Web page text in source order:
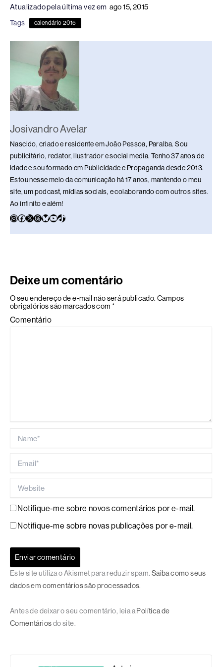
e
b
o
o
a
d
s
e
n
sk s
p
y
n
Atualizado pela última vez em ago 15, 2015
Tags calendário 2015
Josivandro Avelar
Nascido, criado e residente em João Pessoa, Paraíba. Sou
publicitário, redator, ilustrador e social media. Tenho 37 anos de
idade e sou formado em Publicidade e Propaganda desde 2013.
Estou nesse meio da comunicação há 17 anos, mantendo o meu
site, um podcast, mídias sociais, e colaborando com outros sites.
Ao infinito e além!
Deixe um comentário
O seu endereço de e-mail não será publicado. Campos
obrigatórios são marcados com *
Comentário
Notifique-me sobre novos comentários por e-mail.
Notifique-me sobre novas publicações por e-mail.
Este site utiliza o Akismet para reduzir spam. Saiba como seus
dados em comentários são processados.
Antes de deixar o seu comentário, leia a Política de
Comentáriosdo site.